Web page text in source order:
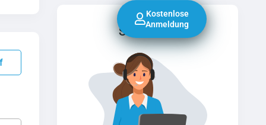
Serviceline
Kostenlose
Anmeldung